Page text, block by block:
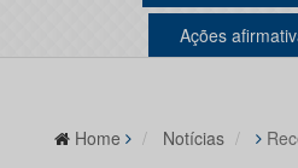
Ações
Home Notícias